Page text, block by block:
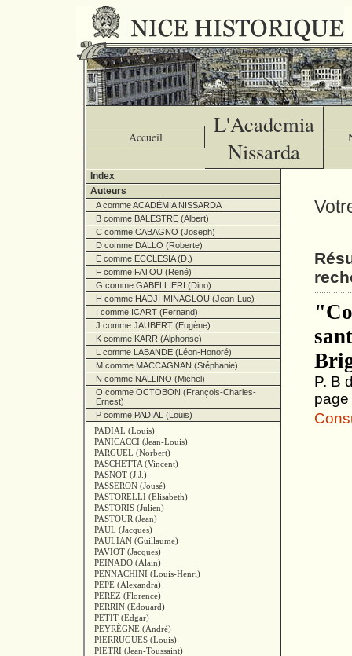
Accueil
L'Academia
Nissarda
Index
Auteurs
A comme ACADÈMIA NISSARDA
B comme BALESTRE (Albert)
C comme CABAGNO (Joseph)
D comme DALLO (Roberte)
E comme ECCLESIA (D.)
F comme FATOU (René)
G comme GABELLIERI (Dino)
H comme HADJI-MINAGLOU (Jean-Luc)
I comme ICART (Fernand)
J comme JAUBERT (Eugène)
K comme KARR (Alphonse)
L comme LABANDE (Léon-Honoré)
M comme MACCAGNAN (Stéphanie)
N comme NALLINO (Michel)
O comme OCTOBON (François-Charles-
Ernest)
P comme PADIAL (Louis)
PADIAL (Louis)
PANICACCI (Jean-Louis)
PARGUEL (Norbert)
PASCHETTA (Vincent)
PASNOT (J.J.)
PASSERON (Jousé)
PASTORELLI (Elisabeth)
PASTORIS (Julien)
PASTOUR (Jean)
PAUL (Jacques)
PAULIAN (Guillaume)
PAVIOT (Jacques)
PEINADO (Alain)
PENNACHINI (Louis-Henri)
PEPE (Alexandra)
PEREZ (Florence)
PERRIN (Edouard)
PETIT (Edgar)
PEYRÈGNE (André)
PIERRUGUES (Louis)
PIETRI (Jean-Toussaint)
P. B
page